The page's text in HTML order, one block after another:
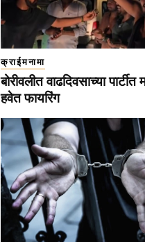
क्राईमनामा
बोरीवलीत वाढदिवसाच्या पार्टीत
हवेत फायरिंग